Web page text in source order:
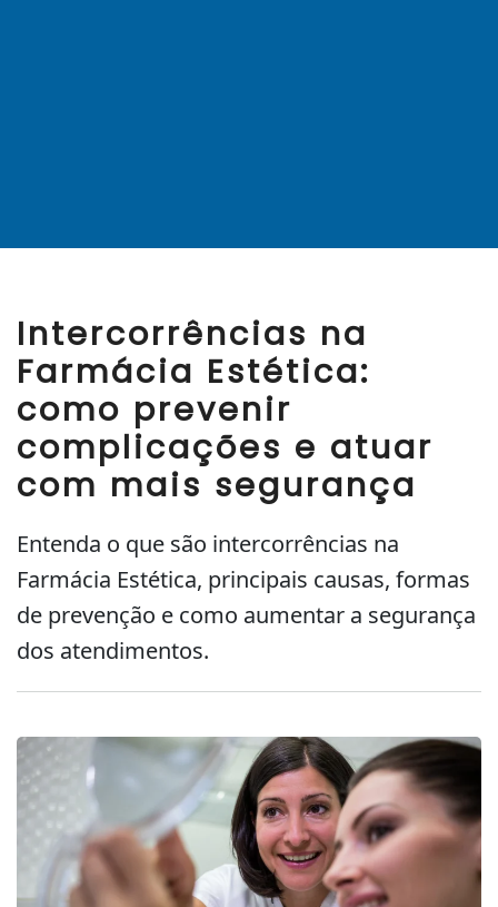
Intercorrências na
Farmácia Estética:
como prevenir
complicações e atuar
com mais segurança
Entenda o que são intercorrências na
Farmácia Estética, principais causas, formas
de prevenção e como aumentar a segurança
dos atendimentos.